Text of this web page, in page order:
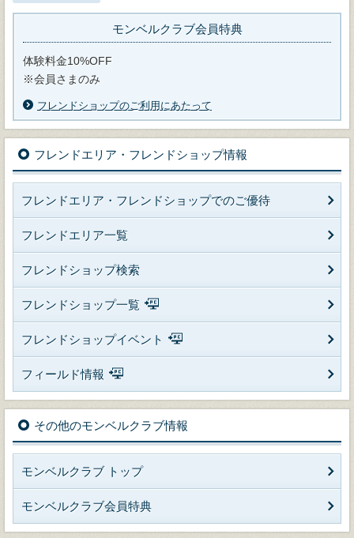
モンベルクラブ会員特典
体験料金10%OFF
※会員さまのみ
フレンドショップのご利用にあたって
フレンドエリア・フレンドショップ情報
フレンドエリア・フレンドショップでのご優待
フレンドエリア一覧
フレンドショップ検索
フレンドショップ一覧
フレンドショップイベント
フィールド情報
その他のモンベルクラブ情報
モンベルクラブ トップ
モンベルクラブ会員特典